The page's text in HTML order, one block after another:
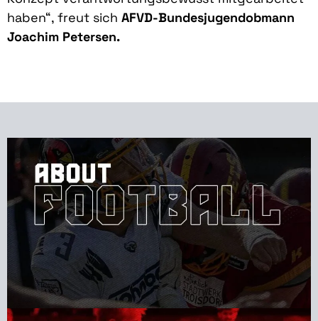
haben“, freut sich AFVD-Bundesjugendobmann
Joachim Petersen.